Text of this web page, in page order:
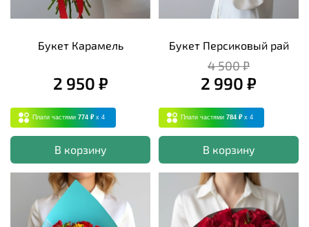
Букет Карамель
2 950 ₽
Плати частями 774 ₽ x 4
В корзину
Букет Персиковый рай
4 500 ₽
2 990 ₽
Плати частями 784 ₽ x 4
В корзину